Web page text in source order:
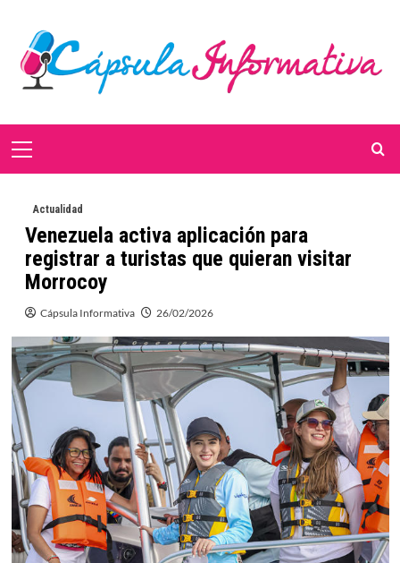
contenido
Menú
Actualidad
Venezuela activa aplicación para
registrar a turistas que quieran visitar
Morrocoy
Cápsula Informativa 26/02/2026